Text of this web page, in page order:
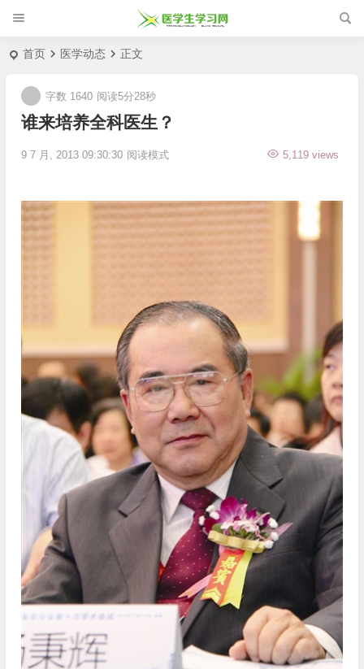
首页 医学动态 正文
谁来培养全科医生？
9 7 月, 2013 09:30:30 5,119 views
字数 1640 阅读5分28秒
阅读模式